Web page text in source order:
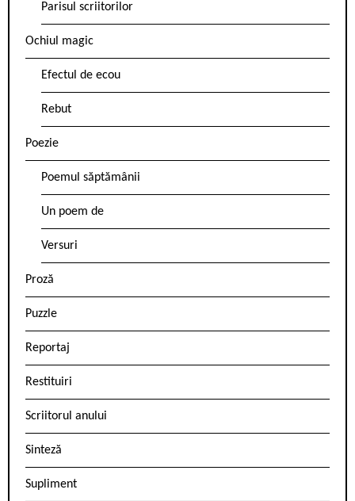
Parisul scriitorilor
Ochiul magic
Efectul de ecou
Rebut
Poezie
Poemul săptămânii
Un poem de
Versuri
Proză
Puzzle
Reportaj
Restituiri
Scriitorul anului
Sinteză
Supliment